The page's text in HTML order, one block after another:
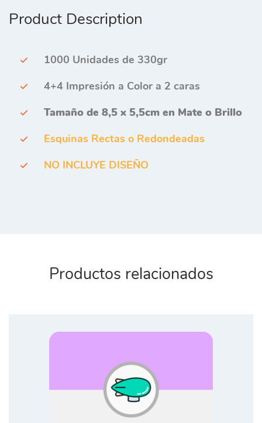
Product Description
1000 Unidades de 330gr
4+4 Impresión a Color a 2 caras
Tamaño de 8,5 x 5,5cm en Mate o Brillo
Esquinas Rectas o Redondeadas
NO INCLUYE DISEÑO
Productos relacionados